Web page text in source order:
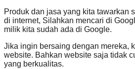
Produk dan jasa yang kita tawarkan
di internet, Silahkan mencari di
milik kita sudah ada di Google.
Jika ingin bersaing dengan mereka,
website. Bahkan website saja tidak
yang berkualitas.